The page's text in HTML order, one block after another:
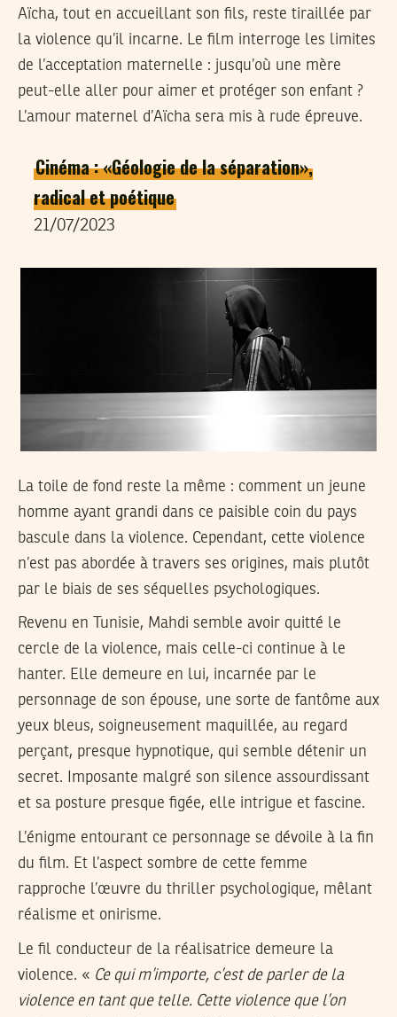
Aïcha, tout en accueillant son fils, reste tiraillée par
la violence qu’il incarne. Le film interroge les limites
de l’acceptation maternelle : jusqu’où une mère
peut-elle aller pour aimer et protéger son enfant ?
L’amour maternel d’Aïcha sera mis à rude épreuve.
Cinéma : «Géologie de la séparation»,
radical et poétique
21/07/2023
La toile de fond reste la même : comment un jeune
homme ayant grandi dans ce paisible coin du pays
bascule dans la violence. Cependant, cette violence
n’est pas abordée à travers ses origines, mais plutôt
par le biais de ses séquelles psychologiques.
Revenu en Tunisie, Mahdi semble avoir quitté le
cercle de la violence, mais celle-ci continue à le
hanter. Elle demeure en lui, incarnée par le
personnage de son épouse, une sorte de fantôme aux
yeux bleus, soigneusement maquillée, au regard
perçant, presque hypnotique, qui semble détenir un
secret. Imposante malgré son silence assourdissant
et sa posture presque figée, elle intrigue et fascine.
L’énigme entourant ce personnage se dévoile à la fin
du film. Et l’aspect sombre de cette femme
rapproche l’œuvre du thriller psychologique, mêlant
réalisme et onirisme.
Le fil conducteur de la réalisatrice demeure la
violence. « Ce qui m’importe, c’est de parler de la
violence en tant que telle. Cette violence que l’on